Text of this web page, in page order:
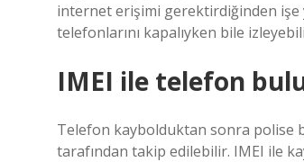
internet erişimi gerektirdiğinden işe
telefonlarını kapalıyken bile
IMEI ile telefon
Telefon kaybolduktan sonra polise
tarafından takip edilebilir. IMEI ile